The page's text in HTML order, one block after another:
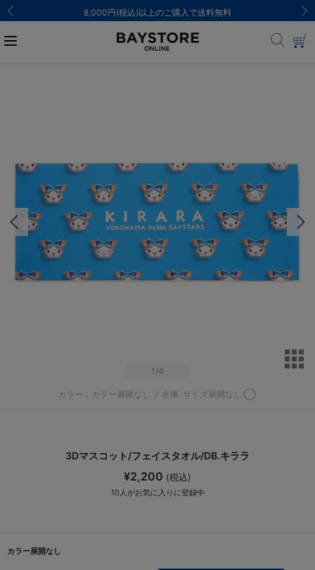
8,000円(税込)以上のご購入で送料無料
1 /4
カラー：カラー展開なし / 在庫 サイズ展開なし:◯
3Dマスコット/フェイスタオル/DB.キララ
¥2,200 (税込)
10 人がお気に入りに登録中
カラー展開なし